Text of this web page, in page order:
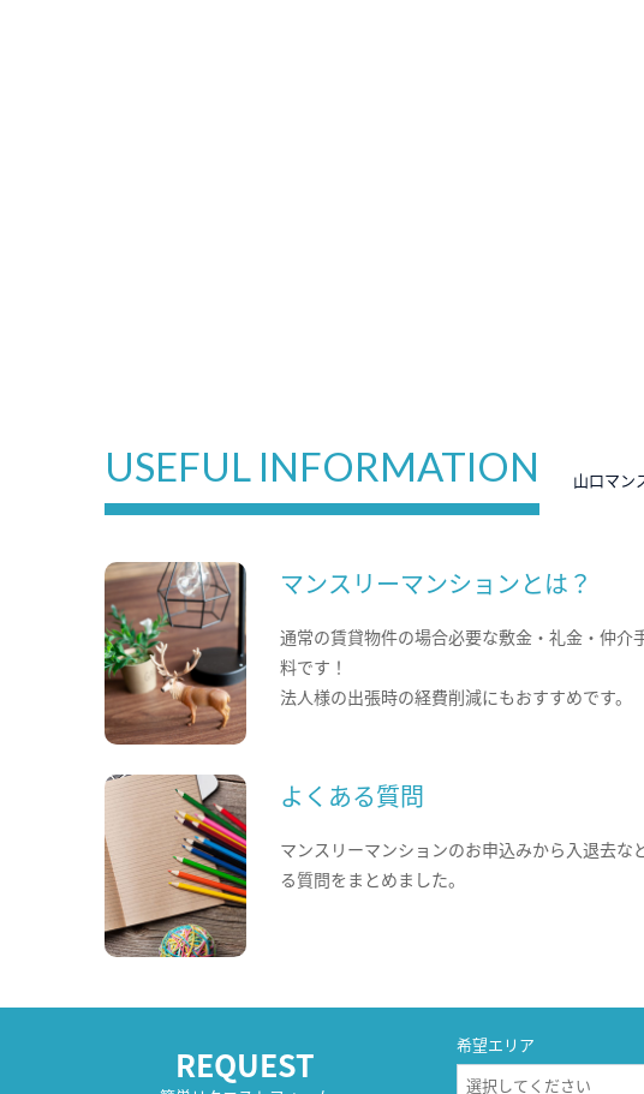
USEFUL INFORMATION 山口マン
マンスリーマンションとは？
通常の賃貸物件の場合必要な敷金・礼金・仲介
料です！
法人様の出張時の経費削減にもおすすめです。
よくある質問
マンスリーマンションのお申込みから入退去な
る質問をまとめました。
REQUEST 希望エリア